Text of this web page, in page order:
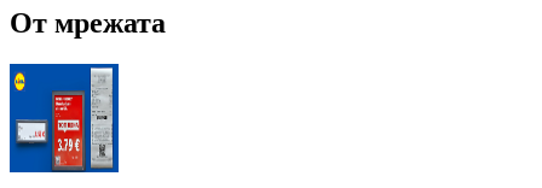
От мрежата